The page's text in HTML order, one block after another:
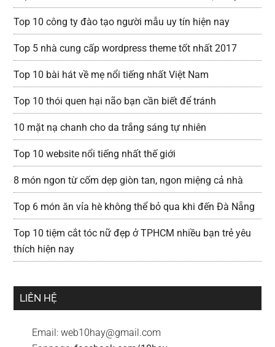
Top 10 công ty đào tạo người mẫu uy tín hiện nay
Top 5 nhà cung cấp wordpress theme tốt nhất 2017
Top 10 bài hát về mẹ nổi tiếng nhất Việt Nam
Top 10 thói quen hại não bạn cần biết để tránh
10 mặt nạ chanh cho da trắng sáng tự nhiên
Top 10 website nổi tiếng nhất thế giới
8 món ngon từ cốm dẹp giòn tan, ngon miệng cả nhà
Top 6 món ăn vỉa hè không thể bỏ qua khi đến Đà Nẵng
Top 10 tiệm cắt tóc nữ đẹp ở TPHCM nhiều bạn trẻ yêu
thích hiện nay
LIÊN HỆ
Email:web10hay@gmail.com